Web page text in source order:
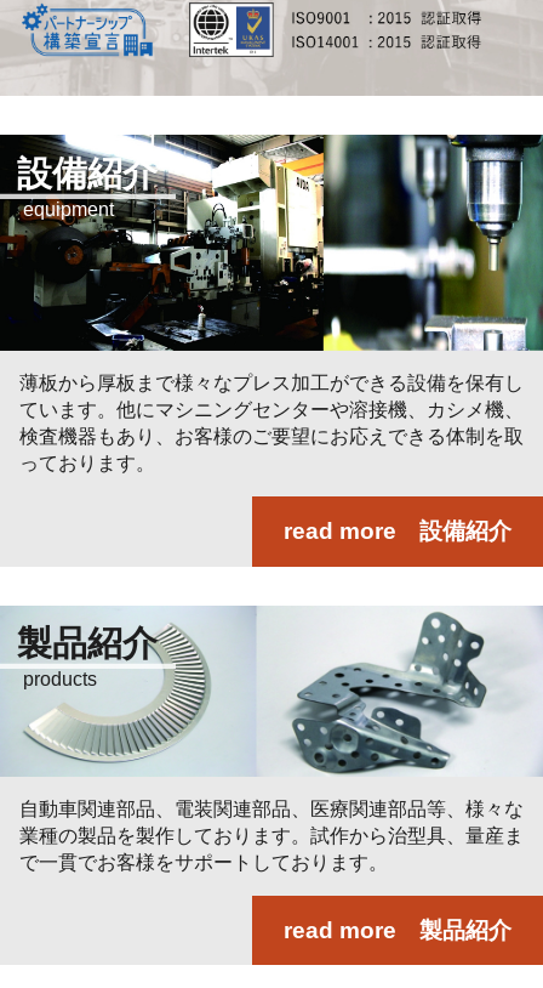
設備紹介
equipment
薄板から厚板まで様々なプレス加工ができる設備を保有し
ています。他にマシニングセンターや溶接機、カシメ機、
検査機器もあり、お客様のご要望にお応えできる体制を取
っております。
read more 設備紹介
製品紹介
products
自動車関連部品、電装関連部品、医療関連部品等、様々な
業種の製品を製作しております。試作から治型具、量産ま
で一貫でお客様をサポートしております。
read more 製品紹介